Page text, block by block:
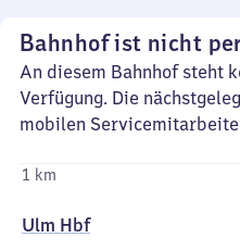
Bahnhof ist nicht
An diesem Bahnhof steht
Verfügung. Die
mobilen
1 km
Ulm Hbf